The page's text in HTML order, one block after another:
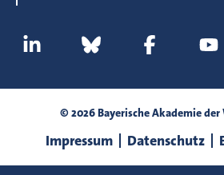
© 2026 Bayerische Akademie der
Impressum Datenschutz